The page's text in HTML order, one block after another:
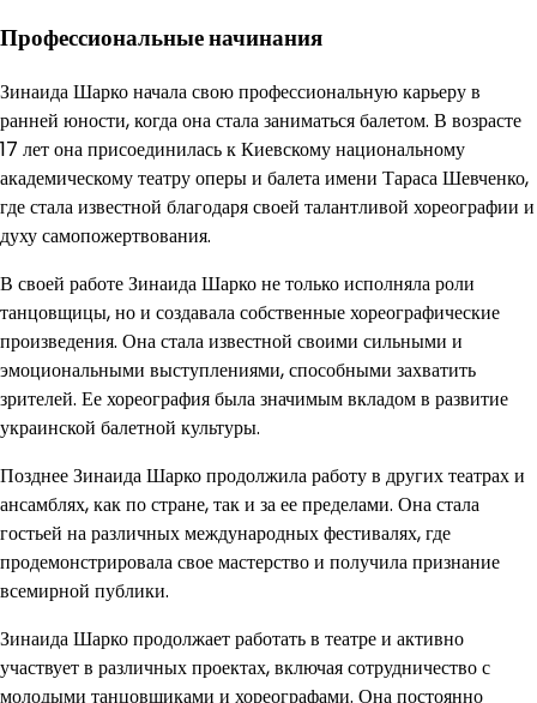
Профессиональные начинания
Зинаида Шарко начала свою профессиональную карьеру в
ранней юности, когда она стала заниматься балетом. В возрасте
17 лет она присоединилась к Киевскому национальному
академическому театру оперы и балета имени Тараса Шевченко,
где стала известной благодаря своей талантливой хореографии и
духу самопожертвования.
В своей работе Зинаида Шарко не только исполняла роли
танцовщицы, но и создавала собственные хореографические
произведения. Она стала известной своими сильными и
эмоциональными выступлениями, способными захватить
зрителей. Ее хореография была значимым вкладом в развитие
украинской балетной культуры.
Позднее Зинаида Шарко продолжила работу в других театрах и
ансамблях, как по стране, так и за ее пределами. Она стала
гостьей на различных международных фестивалях, где
продемонстрировала свое мастерство и получила признание
всемирной публики.
Зинаида Шарко продолжает работать в театре и активно
участвует в различных проектах, включая сотрудничество с
молодыми танцовщиками и хореографами. Она постоянно